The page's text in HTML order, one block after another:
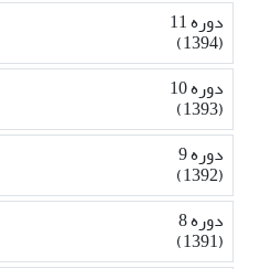
دوره 11
(1394)
دوره 10
(1393)
دوره 9
(1392)
دوره 8
(1391)